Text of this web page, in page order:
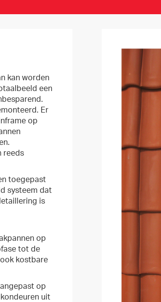
kan worden
een
Er
op
reeds
toegepast
systeem dat
is
op
tot de
kostbare
op
uit